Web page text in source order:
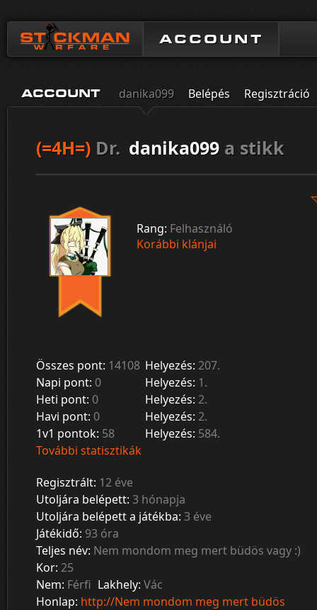
ACCOUNT
ACCOUNT danika099 Belépés Regisztráció
(=4H=) Dr. danika099 a stikk
Rang: Felhasználó
Korábbi klánjai
Összes pont: 14108 Helyezés: 207.
Napi pont: 0 Helyezés: 1.
Heti pont: 0 Helyezés: 2.
Havi pont: 0 Helyezés: 2.
1v1 pontok: 58 Helyezés: 584.
További statisztikák
Regisztrált: 12 éve
Utoljára belépett: 3 hónapja
Utoljára belépett a játékba: 3 éve
Játékidő: 93 óra
Teljes név: Nem mondom meg mert büdös vagy :)
Kor: 25
Nem: Férfi Lakhely: Vác
Honlap: http://Nem mondom meg mert büdös